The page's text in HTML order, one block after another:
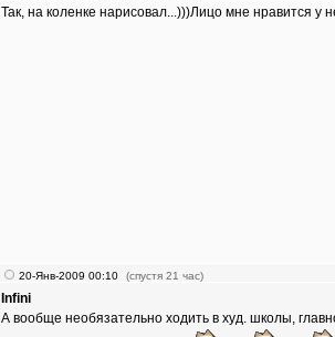
Так, на коленке нарисовал...)))Лицо мне нравится у
20-Янв-2009 00:10 (спустя 21 час)
Infini
А вообще необязательно ходить в худ. школы,